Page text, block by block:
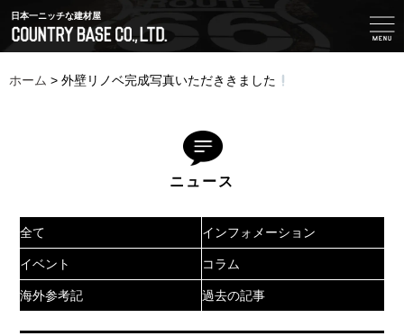
日本一ニッチな建材屋
ホーム > 外壁リノベ完成写真いただききました
ニュース
全て インフォメーション
イベント コラム
海外参考記 過去の記事